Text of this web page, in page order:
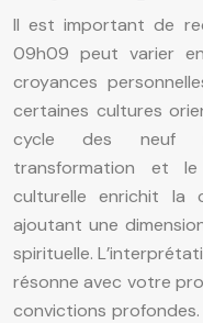
Il est important de
09h09 peut varier
croyances
certaines cultures
cycle des neuf
transformation et
culturelle enrichit la
ajoutant une
spirituelle.
résonne avec votre
convictions